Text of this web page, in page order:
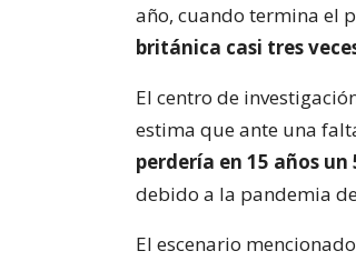
año, cuando termina el
británica casi tres
El centro de
estima que ante una
perdería en 15 años
debido a la pandemia
El escenario